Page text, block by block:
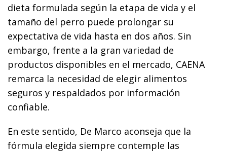
dieta formulada según la etapa de vida y el
tamaño del perro puede prolongar su
expectativa de vida hasta en dos años. Sin
embargo, frente a la gran variedad de
productos disponibles en el mercado, CAENA
remarca la necesidad de elegir alimentos
seguros y respaldados por información
confiable.
En este sentido, De Marco aconseja que la
fórmula elegida siempre contemple las